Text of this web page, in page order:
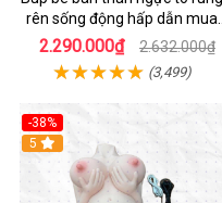
rên sống động hấp dẫn mua
ngay
2.290.000₫ 2.632.000₫
(3,499)
-38%
Hot
5